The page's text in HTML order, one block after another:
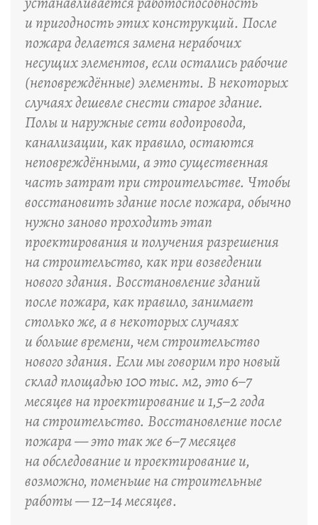
и пригодность этих конструкций. После
пожара делается замена нерабочих
несущих элементов, если остались рабочие
(неповреждённые) элементы. В некоторых
случаях дешевле снести старое здание.
Полы и наружные сети водопровода,
канализации, как правило, остаются
неповреждёнными, а это существенная
часть затрат при строительстве. Чтобы
восстановить здание после пожара, обычно
нужно заново проходить этап
проектирования и получения разрешения
на строительство, как при возведении
нового здания. Восстановление зданий
после пожара, как правило, занимает
столько же, а в некоторых случаях
и больше времени, чем строительство
нового здания. Если мы говорим про новый
склад площадью 100 тыс. м2, это 6–7
месяцев на проектирование и 1,5–2 года
на строительство. Восстановление после
пожара — это так же 6–7 месяцев
на обследование и проектирование и,
возможно, поменьше на строительные
работы — 12–14 месяцев.